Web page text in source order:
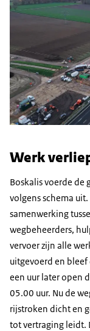
Werk
Boskalis voerde de
volgens schema
samenwerking
wegbeheerders,
vervoer zijn alle
uitgevoerd en bleef
een uur later open
05.00 uur. Nu de
rijstroken dicht en
tot vertraging leidt.